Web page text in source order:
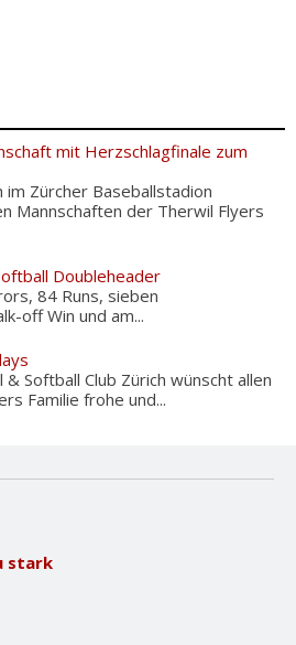
mit Herzschlagfinale zum
im Zürcher Baseballstadion
Mannschaften der Therwil Flyers
Doubleheader
84 Runs, sieben
off Win und am...
Softball Club Zürich wünscht allen
Familie frohe und...
stark